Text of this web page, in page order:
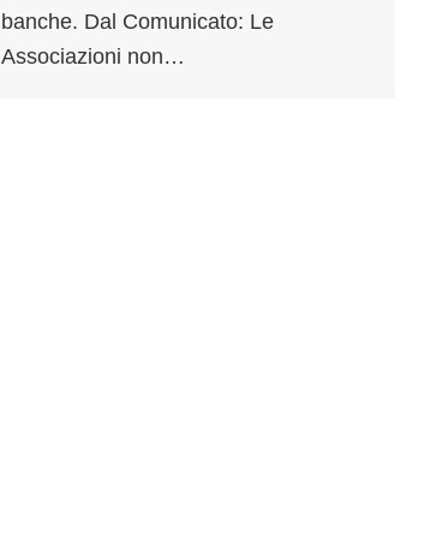
banche. Dal Comunicato: Le
Associazioni non…